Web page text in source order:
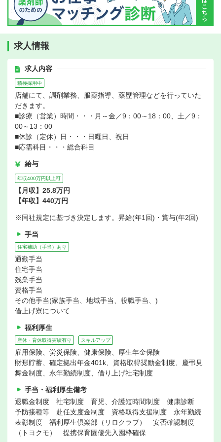
求人情報
求人内容
積極採用中
店舗にて、調剤業務、服薬指導、薬歴管理などを行っていた
だきます。
■診療（営業）時間・・・月～金／9：00～18：00、土／9：
00～13：00
■休診（定休）日・・・日曜日、祝日
■応需科目・・・総合科目
給与
年収400万円以上可
【月収】25.8万円
【年収】440万円
※同社規定に基づき決定します。昇給(年1回)・賞与(年2回)
手当
住宅補助（手当）あり
通勤手当
住宅手当
残業手当
資格手当
その他手当(家族手当、地域手当、役職手当、)
借上げ寮について
福利厚生
産休・育休取得実績有り スキルアップ
雇用保険、労災保険、健康保険、厚生年金保険
財形貯蓄、確定拠出年金401k、資格取得奨励金制度、慶弔見
舞金制度、永年勤続制度、借り上げ社宅制度
手当・福利厚生備考
退職金制度 社宅制度 育児、介護短時間制度 健康診断
予防接種等 赴任支度金制度 資格取得支援制度 永年勤続
表彰制度 福利厚生倶楽部（リロクラブ） 安否確認制度
（トヨクモ） 提携保育園優先入園枠確保